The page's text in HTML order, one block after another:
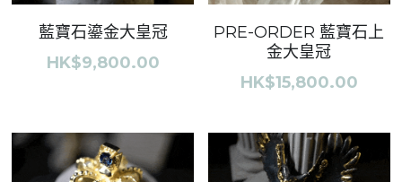
藍寶石鎏金大皇冠
HK$9,800.00
PRE-ORDER 藍寶石上
金大皇冠
HK$15,800.00